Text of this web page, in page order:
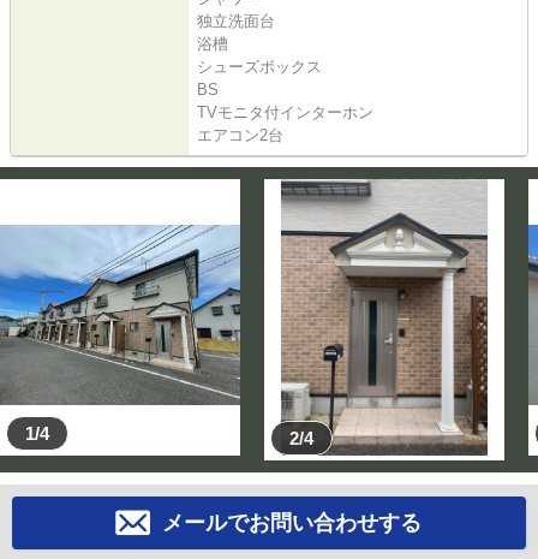
独立洗面台
浴槽
シューズボックス
BS
TVモニタ付インターホン
エアコン2台
1/4 2/4
メールでお問い合わせする